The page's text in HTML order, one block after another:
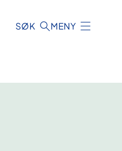
SØK MENY